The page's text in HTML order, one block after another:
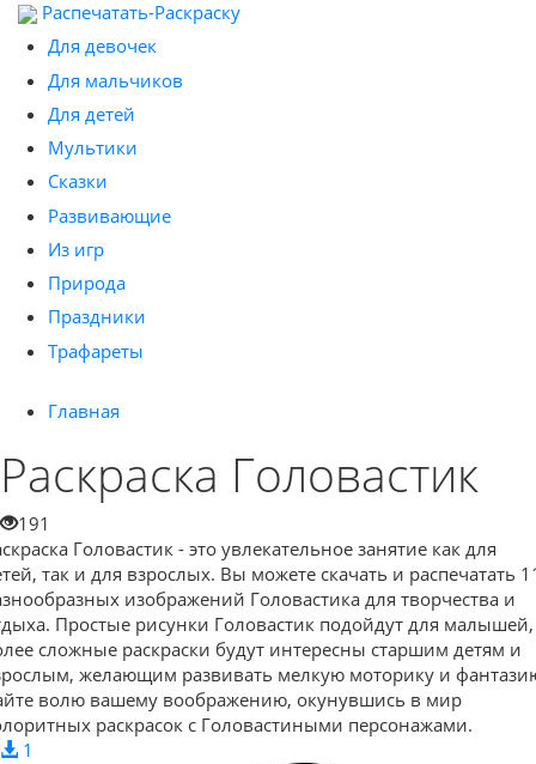
Распечатать-Раскраску
Для девочек
Для мальчиков
Для детей
Мультики
Сказки
Развивающие
Из игр
Природа
Праздники
Трафареты
Главная
Раскраска Головастик
191
Головастик - это увлекательное занятие как для
так и для взрослых. Вы можете скачать и распечатать
изображений Головастика для творчества и
Простые рисунки Головастик подойдут для
сложные раскраски будут интересны старшим детям и
желающим развивать мелкую моторику и
волю вашему воображению, окунувшись в мир
раскрасок с Головастиными персонажами.
1